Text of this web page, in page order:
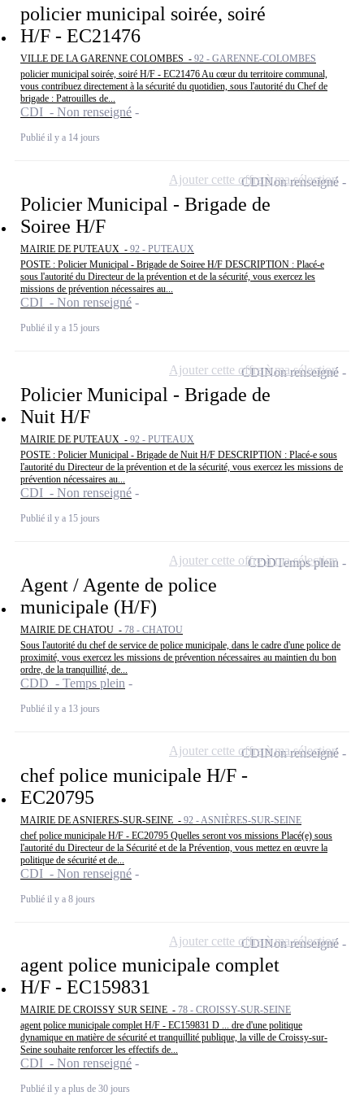
policier municipal soirée, soiré
H/F - EC21476
VILLE DE LA GARENNE COLOMBES - 92 - GARENNE-COLOMBES
policier municipal soirée, soiré H/F - EC21476 Au cœur du territoire communal,
vous contribuez directement à la sécurité du quotidien, sous l'autorité du Chef de
brigade : Patrouilles de...
CDI - Non renseigné
Publié il y a 14 jours
Policier Municipal - Brigade de
Soiree H/F
MAIRIE DE PUTEAUX - 92 - PUTEAUX
POSTE : Policier Municipal - Brigade de Soiree H/F DESCRIPTION : Placé-e
sous l'autorité du Directeur de la prévention et de la sécurité, vous exercez les
missions de prévention nécessaires au...
CDI - Non renseigné
Publié il y a 15 jours
CDINon renseigné
Ajouter cette offre à ma sélection
Policier Municipal - Brigade de
Nuit H/F
MAIRIE DE PUTEAUX - 92 - PUTEAUX
POSTE : Policier Municipal - Brigade de Nuit H/F DESCRIPTION : Placé-e sous
l'autorité du Directeur de la prévention et de la sécurité, vous exercez les missions de
prévention nécessaires au...
CDI - Non renseigné
Publié il y a 15 jours
CDINon renseigné
Ajouter cette offre à ma sélection
Agent / Agente de police
municipale (H/F)
MAIRIE DE CHATOU - 78 - CHATOU
Sous l'autorité du chef de service de police municipale, dans le cadre d'une police de
proximité, vous exercez les missions de prévention nécessaires au maintien du bon
ordre, de la tranquillité, de...
CDD - Temps plein
Publié il y a 13 jours
CDDTemps plein
Ajouter cette offre à ma sélection
chef police municipale H/F -
EC20795
MAIRIE DE ASNIERES-SUR-SEINE - 92 - ASNIÈRES-SUR-SEINE
chef police municipale H/F - EC20795 Quelles seront vos missions Placé(e) sous
l'autorité du Directeur de la Sécurité et de la Prévention, vous mettez en œuvre la
politique de sécurité et de...
CDI - Non renseigné
Publié il y a 8 jours
CDINon renseigné
Ajouter cette offre à ma sélection
agent police municipale complet
H/F - EC159831
MAIRIE DE CROISSY SUR SEINE - 78 - CROISSY-SUR-SEINE
agent police municipale complet H/F - EC159831 D ... dre d'une politique
dynamique en matière de sécurité et tranquillité publique, la ville de Croissy-sur-
Seine souhaite renforcer les effectifs de...
CDI - Non renseigné
Publié il y a plus de 30 jours
CDINon renseigné
Ajouter cette offre à ma sélection